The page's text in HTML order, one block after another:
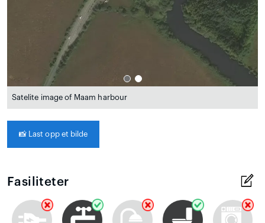
Satelite image of Maam harbour
📸 Last opp et bilde
Fasiliteter